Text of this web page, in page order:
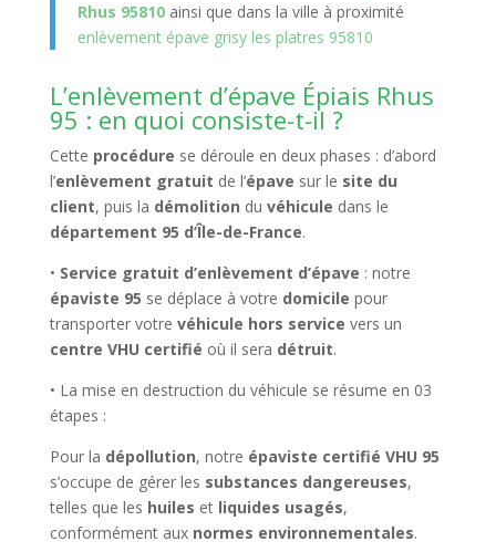
Rhus 95810ainsi que dans la ville à proximité
enlèvement épave grisy les platres 95810
L’enlèvement d’épave Épiais Rhus
95 : en quoi consiste-t-il ?
Cette procédure se déroule en deux phases : d’abord
l’enlèvement gratuit de l’épave sur le site du
client, puis la démolition du véhicule dans le
département 95 d’Île-de-France.
• Service gratuit d’enlèvement d’épave : notre
épaviste 95 se déplace à votre domicile pour
transporter votre véhicule hors service vers un
centre VHU certifié où il sera détruit.
• La mise en destruction du véhicule se résume en 03
étapes :
Pour la dépollution, notre épaviste certifié VHU 95
s’occupe de gérer les substances dangereuses,
telles que les huiles et liquides usagés,
conformément aux normes environnementales.